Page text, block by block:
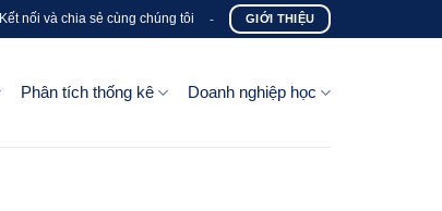
Kết nối và chia sẻ cùng chúng tôi - GIỚI THIỆU
Phân tích thống kê Doanh nghiệp học